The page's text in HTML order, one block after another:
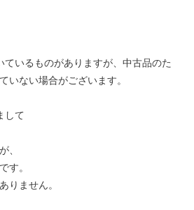
いるものがありますが、中古品のた
いない場合がございます。
して
、
す。
ません。